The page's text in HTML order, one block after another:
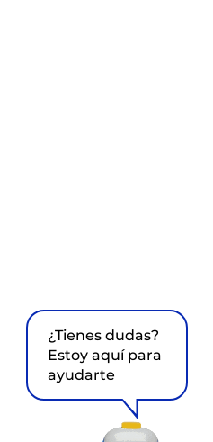
¿Tienes dudas?
Estoy aquí para
ayudarte